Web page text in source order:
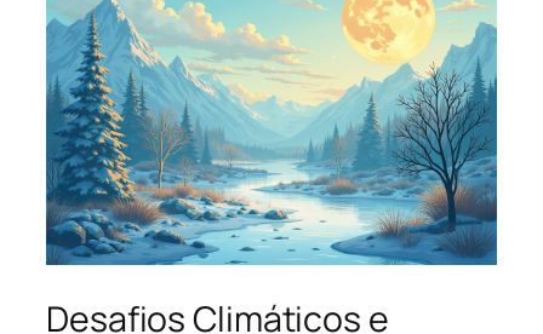
Desafios Climáticos e